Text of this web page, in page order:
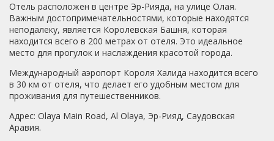
Отель расположен в центре Эр-Рияда, на улице Олая.
Важным достопримечательностями, которые находятся
неподалеку, является Королевская Башня, которая
находится всего в 200 метрах от отеля. Это идеальное
место для прогулок и наслаждения красотой города.
Международный аэропорт Короля Халида находится всего
в 30 км от отеля, что делает его удобным местом для
проживания для путешественников.
Адрес: Olaya Main Road, Al Olaya, Эр-Рияд, Саудовская
Аравия.